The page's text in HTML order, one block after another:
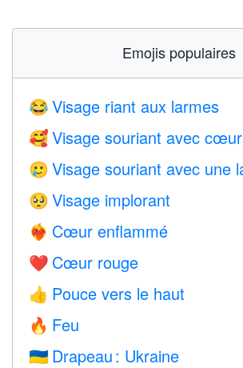
Emojis populaires
😂 Visage riant aux larmes
🥰 Visage souriant avec
🥲 Visage souriant avec une
🥺 Visage implorant
❤️‍🔥 Cœur enflammé
❤️ Cœur rouge
👍 Pouce vers le haut
🔥 Feu
🇺🇦 Drapeau : Ukraine